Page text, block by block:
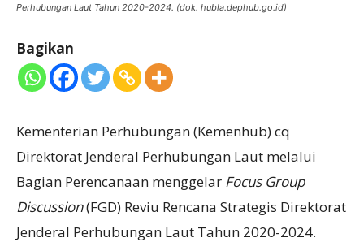
Perhubungan Laut Tahun 2020-2024. (dok. hubla.dephub.go.id)
Bagikan
Kementerian Perhubungan (Kemenhub) cq
Direktorat Jenderal Perhubungan Laut melalui
Bagian Perencanaan menggelar Focus Group
Discussion(FGD) Reviu Rencana Strategis Direktorat
Jenderal Perhubungan Laut Tahun 2020-2024.